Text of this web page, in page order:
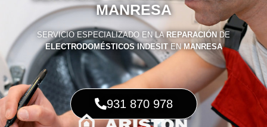
MANRESA
SERVICIO ESPECIALIZADO EN LA REPARACIÓN DE
ELECTRODOMÉSTICOS INDESIT ENMANRESA
931 870 978